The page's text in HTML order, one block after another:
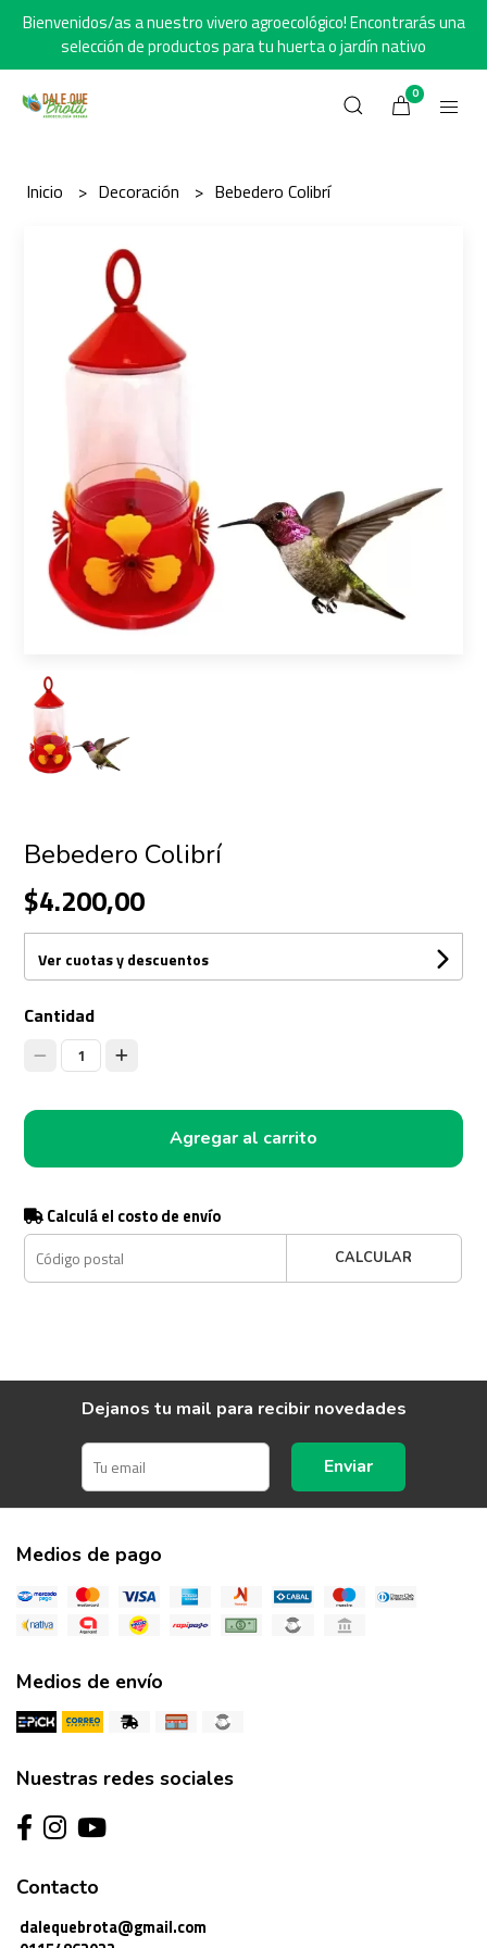
Bienvenidos/as a nuestro vivero agroecológico! Encontrarás una
selección de productos para tu huerta o jardín nativo
0
Inicio Decoración Bebedero Colibrí
Bebedero Colibrí
$4.200,00
Ver cuotas y descuentos
Cantidad
1
Agregar al carrito
Calculá el costo de envío
CALCULAR
Dejanos tu mail para recibir novedades
Enviar
Medios de pago
Medios de envío
Nuestras redes sociales
Contacto
dalequebrota@gmail.com